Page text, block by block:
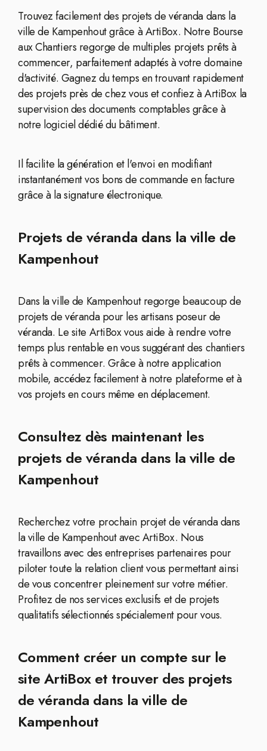
Trouvez facilement des projets de véranda dans la
ville de Kampenhout grâce à ArtiBox. Notre Bourse
aux Chantiers regorge de multiples projets prêts à
commencer, parfaitement adaptés à votre domaine
d'activité. Gagnez du temps en trouvant rapidement
des projets près de chez vous et confiez à ArtiBox la
supervision des documents comptables grâce à
notre logiciel dédié du bâtiment.
Il facilite la génération et l'envoi en modifiant
instantanément vos bons de commande en facture
grâce à la signature électronique.
Projets de véranda dans la ville de
Kampenhout
Dans la ville de Kampenhout regorge beaucoup de
projets de véranda pour les artisans poseur de
véranda. Le site ArtiBox vous aide à rendre votre
temps plus rentable en vous suggérant des chantiers
prêts à commencer. Grâce à notre application
mobile, accédez facilement à notre plateforme et à
vos projets en cours même en déplacement.
Consultez dès maintenant les
projets de véranda dans la ville de
Kampenhout
Recherchez votre prochain projet de véranda dans
la ville de Kampenhout avec ArtiBox. Nous
travaillons avec des entreprises partenaires pour
piloter toute la relation client vous permettant ainsi
de vous concentrer pleinement sur votre métier.
Profitez de nos services exclusifs et de projets
qualitatifs sélectionnés spécialement pour vous.
Comment créer un compte sur le
site ArtiBox et trouver des projets
de véranda dans la ville de
Kampenhout